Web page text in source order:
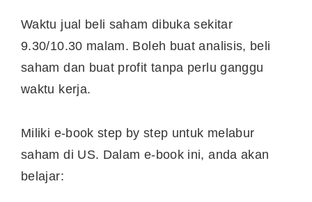
Waktu jual beli saham dibuka sekitar
9.30/10.30 malam. Boleh buat analisis, beli
saham dan buat profit tanpa perlu ganggu
waktu kerja.
Miliki e-book step by step untuk melabur
saham di US. Dalam e-book ini, anda akan
belajar: